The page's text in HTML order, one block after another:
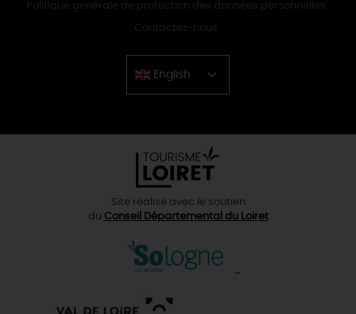
Politique générale de protection des données personnelles
Contactez-nous
English
Chinese
Site réalisé avec le soutien
du Conseil Départemental du Loiret